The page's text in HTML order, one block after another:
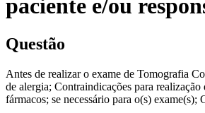
paciente e/ou
Questão
Antes de realizar o exame de Tomografia
de alergia; Contraindicações para
fármacos; se necessário para o(s)